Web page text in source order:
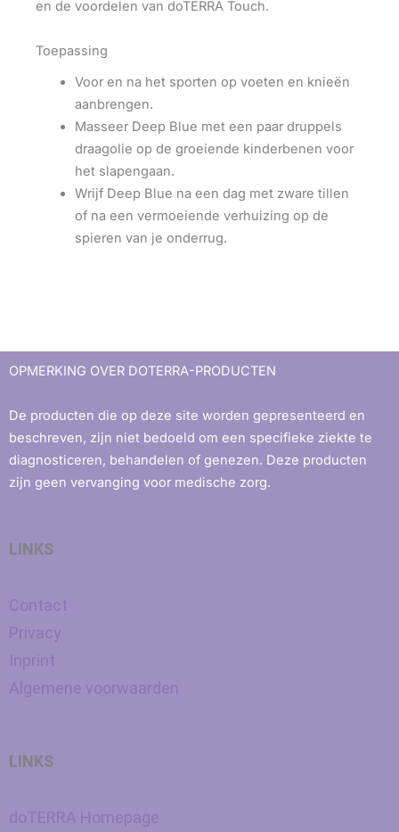
en de voordelen van doTERRA Touch.
Toepassing
Voor en na het sporten op voeten en knieën
aanbrengen.
Masseer Deep Blue met een paar druppels
draagolie op de groeiende kinderbenen voor
het slapengaan.
Wrijf Deep Blue na een dag met zware tillen
of na een vermoeiende verhuizing op de
spieren van je onderrug.
OPMERKING OVER DOTERRA-PRODUCTEN
De producten die op deze site worden gepresenteerd en
beschreven, zijn niet bedoeld om een ​​specifieke ziekte te
diagnosticeren, behandelen of genezen. Deze producten
zijn geen vervanging voor medische zorg.
LINKS
Contact
Privacy
Inprint
Algemene voorwaarden
LINKS
doTERRA Homepage